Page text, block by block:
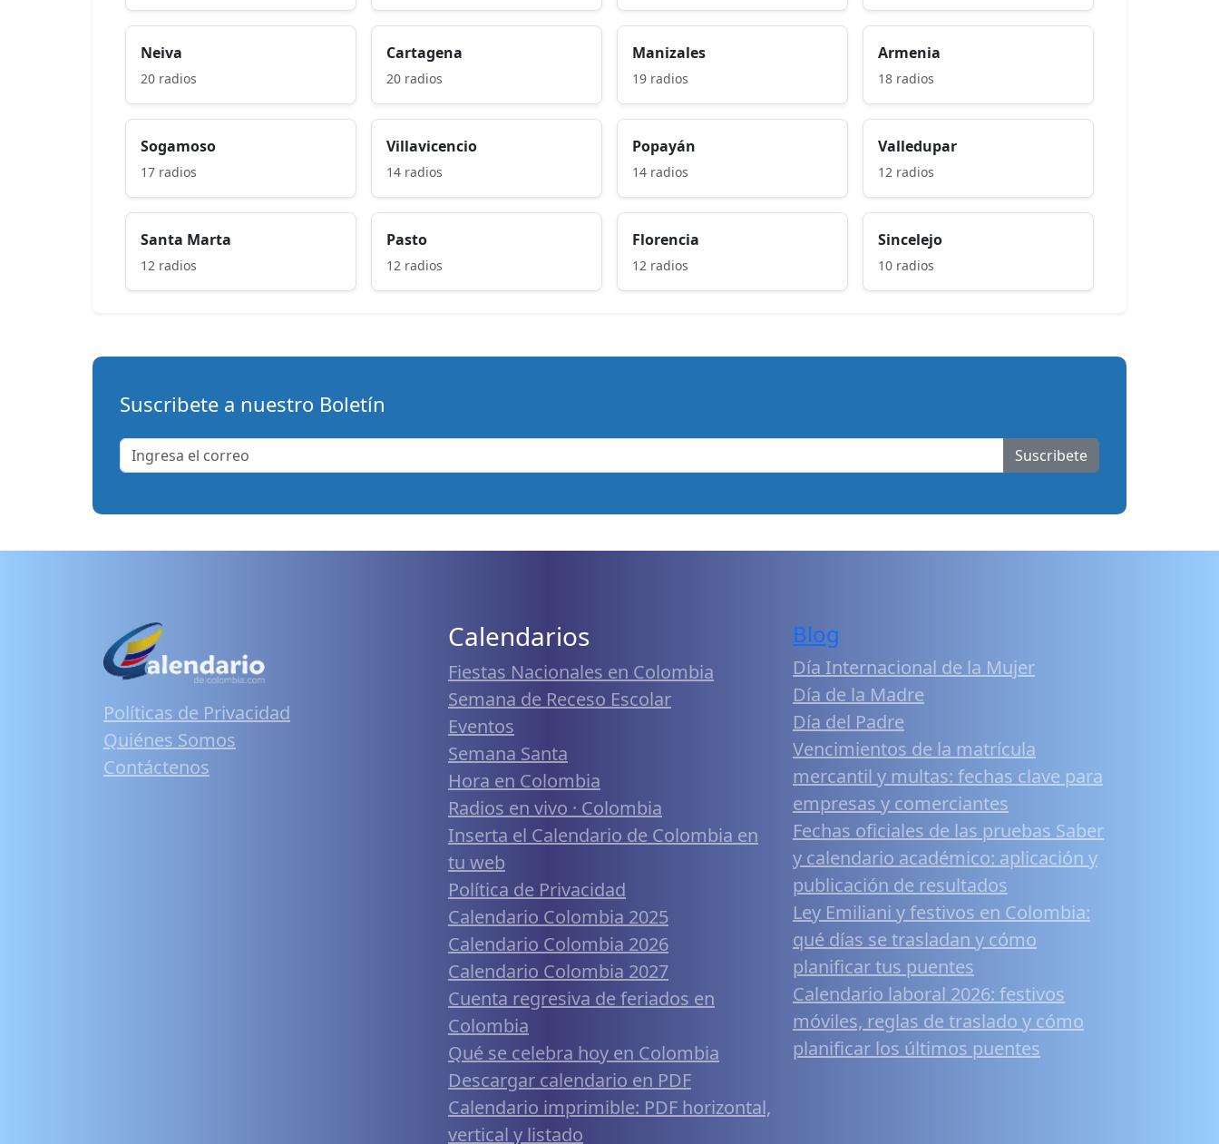
Neiva
20 radios
Cartagena
20 radios
Manizales
19 radios
Armenia
18 radios
Sogamoso
17 radios
Villavicencio
14 radios
Popayán
14 radios
Valledupar
12 radios
Santa Marta
12 radios
Pasto
12 radios
Florencia
12 radios
Sincelejo
10 radios
Suscribete a nuestro Boletín
Suscribete
Políticas de Privacidad
Quiénes Somos
Contáctenos
Calendarios
Fiestas Nacionales en Colombia
Semana de Receso Escolar
Eventos
Semana Santa
Hora en Colombia
Radios en vivo · Colombia
Inserta el Calendario de Colombia en
tu web
Política de Privacidad
Calendario Colombia 2025
Calendario Colombia 2026
Calendario Colombia 2027
Cuenta regresiva de feriados en
Colombia
Qué se celebra hoy en Colombia
Descargar calendario en PDF
Calendario imprimible: PDF horizontal,
vertical y listado
Blog
Día Internacional de la Mujer
Día de la Madre
Día del Padre
Vencimientos de la matrícula
mercantil y multas: fechas clave para
empresas y comerciantes
Fechas oficiales de las pruebas Saber
y calendario académico: aplicación y
publicación de resultados
Ley Emiliani y festivos en Colombia:
qué días se trasladan y cómo
planificar tus puentes
Calendario laboral 2026: festivos
móviles, reglas de traslado y cómo
planificar los últimos puentes